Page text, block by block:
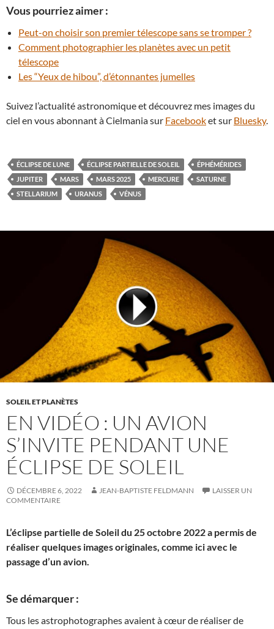
Vous pourriez aimer :
Peut-on choisir son premier télescope sans se tromper ?
Comment photographier les planètes avec un petit
télescope
Les “Yeux de hibou”, d’étonnantes jumelles
Suivez l’actualité astronomique et découvrez mes images du
ciel en vous abonnant à Cielmania sur Facebooket sur Bluesky.
ÉCLIPSE DE LUNE ÉCLIPSE PARTIELLE DE SOLEIL
ÉPHÉMÉRIDES
JUPITER
MARS MARS 2025 MERCURE
SATURNE
STELLARIUM
URANUS VÉNUS
SOLEIL ET PLANÈTES
EN VIDÉO : UN AVION
S’INVITE PENDANT UNE
ÉCLIPSE DE SOLEIL
DÉCEMBRE 6, 2022 JEAN-BAPTISTE FELDMANN
LAISSER UN
COMMENTAIRE
L’éclipse partielle de Soleil du 25 octobre 2022 a permis de
réaliser quelques images originales, comme ici avec le
passage d’un avion.
Se démarquer :
Tous les astrophotographes avaient à cœur de réaliser de